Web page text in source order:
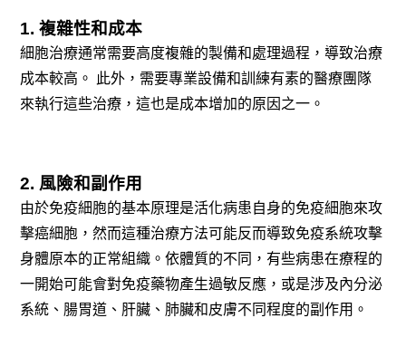
1. 複雜性和成本
細胞治療通常需要高度複雜的製備和處理過程，導致治療
成本較高。 此外，需要專業設備和訓練有素的醫療團隊
來執行這些治療，這也是成本增加的原因之一。
2. 風險和副作用
由於免疫細胞的基本原理是活化病患自身的免疫細胞來攻
擊癌細胞，然而這種治療方法可能反而導致免疫系統攻擊
身體原本的正常組織。依體質的不同，有些病患在療程的
一開始可能會對免疫藥物產生過敏反應，或是涉及內分泌
系統、腸胃道、肝臟、肺臟和皮膚不同程度的副作用。